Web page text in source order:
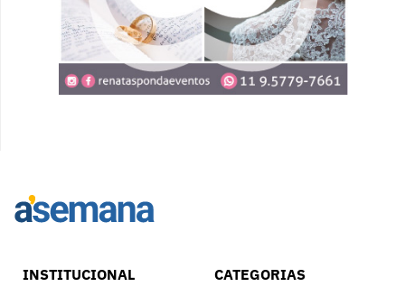
INSTITUCIONAL CATEGORIAS